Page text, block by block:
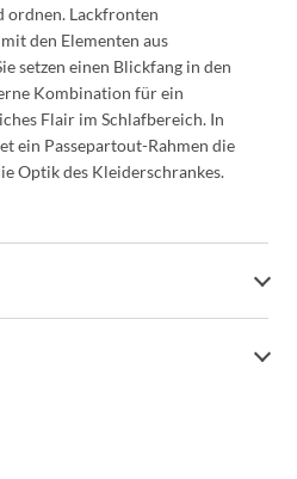
ordnen. Lackfronten
den Elementen aus
setzen einen Blickfang in den
Kombination für ein
Flair im Schlafbereich. In
ein Passepartout-Rahmen die
Optik des Kleiderschrankes.